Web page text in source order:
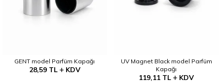
GENT model Parfüm Kapağı
28,59TL KDV
UV Magnet Black model Parfüm
Kapağı
119,11 TL KDV